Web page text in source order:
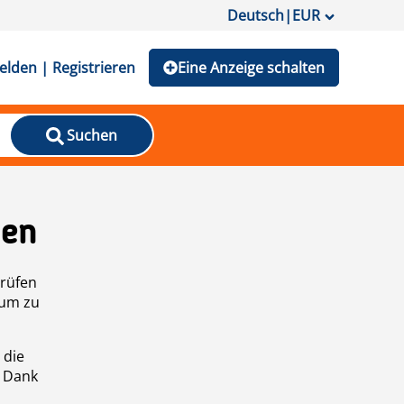
Deutsch|EUR
| Registrieren Eine Anzeige schalten
Suchen
zu
die